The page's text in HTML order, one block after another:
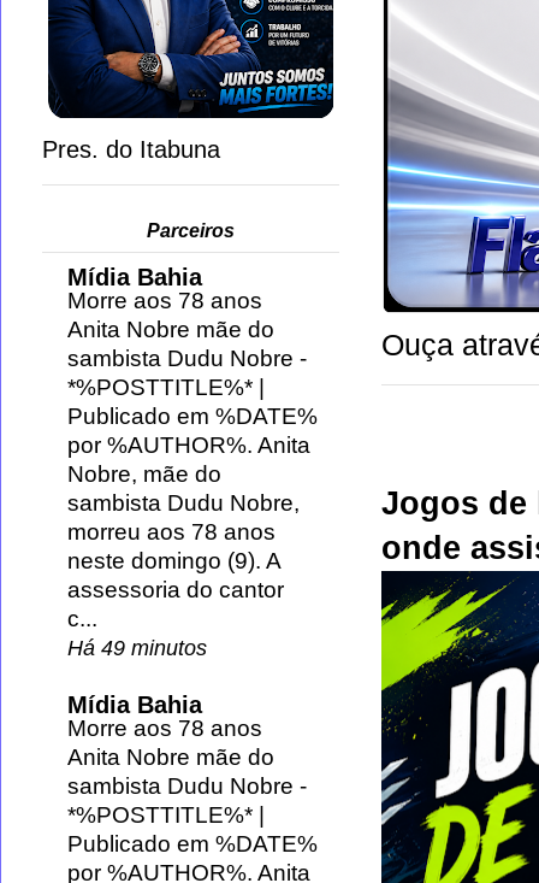
Ouça
Jogos de
onde
Pres. do Itabuna
Parceiros
Mídia Bahia
Morre aos 78 anos
Anita Nobre mãe do
sambista Dudu Nobre -
*%POSTTITLE%* |
Publicado em %DATE%
por %AUTHOR%. Anita
Nobre, mãe do
sambista Dudu Nobre,
morreu aos 78 anos
neste domingo (9). A
assessoria do cantor
c...
Há 49 minutos
Mídia Bahia
Morre aos 78 anos
Anita Nobre mãe do
sambista Dudu Nobre -
*%POSTTITLE%* |
Publicado em %DATE%
por %AUTHOR%. Anita